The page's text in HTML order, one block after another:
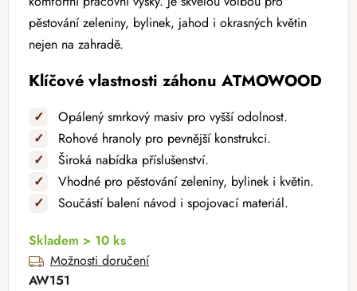
pěstování zeleniny, bylinek, jahod i okrasných květin
nejen na zahradě.
Klíčové vlastnosti záhonu ATMOWOOD
✓
Opálený smrkový masiv pro vyšší odolnost.
✓
Rohové hranoly pro pevnější konstrukci.
✓
Široká nabídka příslušenství.
✓
Vhodné pro pěstování zeleniny, bylinek i květin.
✓
Součástí balení návod i spojovací materiál.
Skladem > 10 ks
Možnosti doručení
AW151